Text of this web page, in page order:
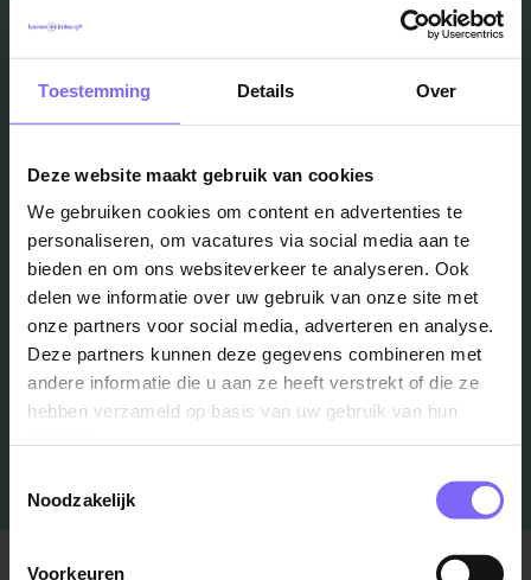
Toestemming Details Over
Deze website maakt gebruik van cookies
We gebruiken cookies om content en advertenties te
personaliseren, om vacatures via social media aan te
bieden en om ons websiteverkeer te analyseren. Ook
delen we informatie over uw gebruik van onze site met
onze partners voor social media, adverteren en analyse.
Deze partners kunnen deze gegevens combineren met
andere informatie die u aan ze heeft verstrekt of die ze
hebben verzameld op basis van uw gebruik van hun
Noodzakelijk
Voorkeuren
Vacatures
in je mailbox?
Schrijf je in en we houden je op de hoogte
Job Alert instellen
Stad